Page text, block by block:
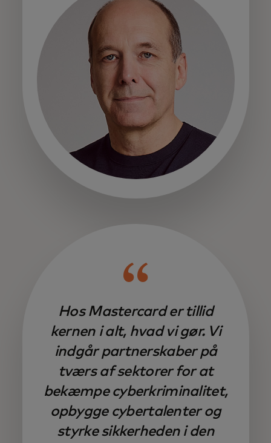
opens in a new tab
Hos Mastercard er tillid
kernen i alt, hvad vi gør. Vi
indgår partnerskaber på
tværs af sektorer for at
bekæmpe cyberkriminalitet,
opbygge cybertalenter og
styrke sikkerheden i den